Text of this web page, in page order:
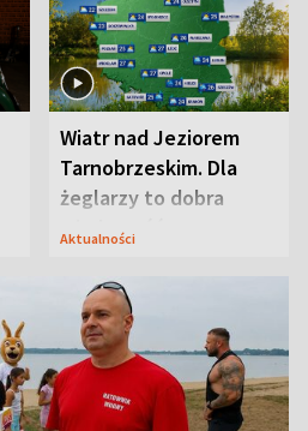
Wiatr nad Jeziorem
Tarnobrzeskim. Dla
żeglarzy to dobra
wiadomość
Aktualności